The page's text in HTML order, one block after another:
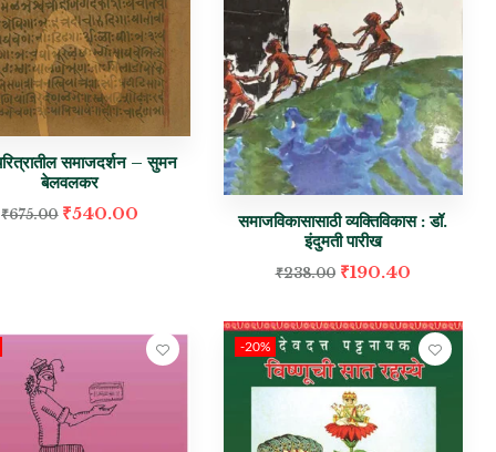
समाजदर्शन – सुमन
बेलवलकर
₹675.00 ₹540.00
समाजविकासासाठी व्यक्तिविकास : डॉ.
इंदुमती पारीख
₹238.00 ₹190.40
-20%